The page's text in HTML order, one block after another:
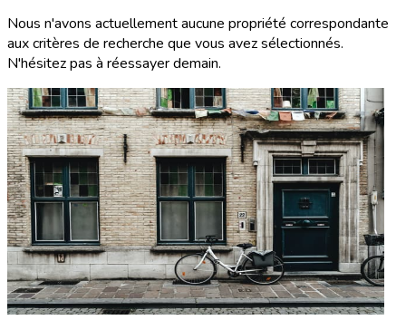
Nous n'avons actuellement aucune propriété correspondante
aux critères de recherche que vous avez sélectionnés.
N'hésitez pas à réessayer demain.